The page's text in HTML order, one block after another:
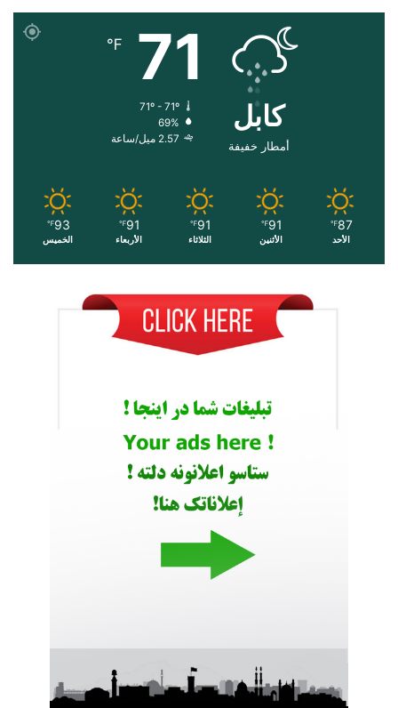
کابل
أمطار خفيفة
71
℉
71º - 71º
69%
2.57 ميل/ساعة
87
℉
الأحد
91
℉
الأثنين
91
℉
الثلاثاء
91
℉
الأربعاء
93
℉
الخميس